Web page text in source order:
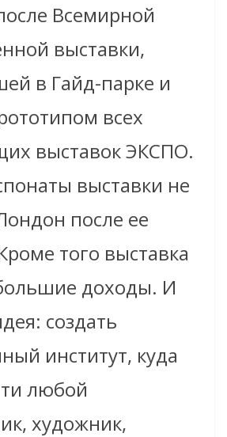
Всемирной
выставки,
в Гайд-парке и
всех
выставок ЭКСПО.
выставки не
после ее
того выставка
доходы. И
создать
институт, куда
любой
художник,